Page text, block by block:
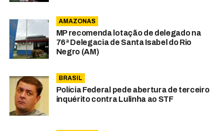
AMAZONAS
MP recomenda lotação de delegado na
76ª Delegacia de Santa Isabel do Rio
Negro (AM)
BRASIL
Polícia Federal pede abertura de terceiro
inquérito contra Lulinha ao STF